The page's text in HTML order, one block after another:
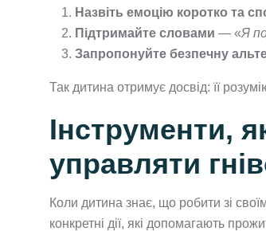
Назвіть емоцію коротко та
Підтримайте словами — «Я
Запропонуйте безпечну
Так дитина отримує досвід: її
Інструменти,
управляти
Коли дитина знає, що робити зі
конкретні дії, які допомагають